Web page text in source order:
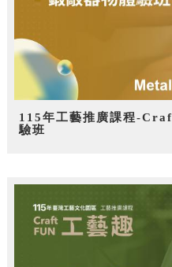
115年工藝推廣課程-
驗班